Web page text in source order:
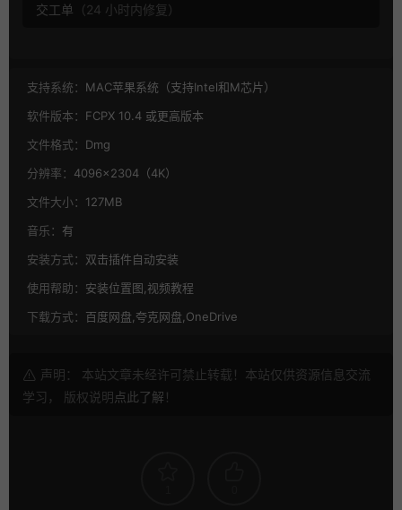
交工单 （24 小时内修复）
支持系统： MAC苹果系统（支持Intel和M芯片）
软件版本： FCPX 10.4 或更高版本
文件格式： Dmg
分辨率： 4096×2304（4K）
文件大小： 127MB
音乐： 有
安装方式： 双击插件自动安装
使用帮助： 安装位置图,视频教程
下载方式： 百度网盘,夸克网盘,OneDrive
声明： 本站文章未经许可禁止转载！本站仅供资源信息交流
学习， 版权说明点此了解 ！